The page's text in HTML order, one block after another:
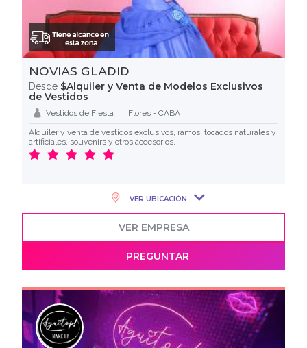
NOVIAS GLADID
Desde $Alquiler y Venta de Modelos Exclusivos
de Vestidos
Vestidos de Fiesta
Flores - CABA
Alquiler y venta de vestidos exclusivos, ramos, tocados naturales y
artificiales, souvenirs y otros accesorios.
VER UBICACIÓN
VER EMPRESA
PREGUNTAR